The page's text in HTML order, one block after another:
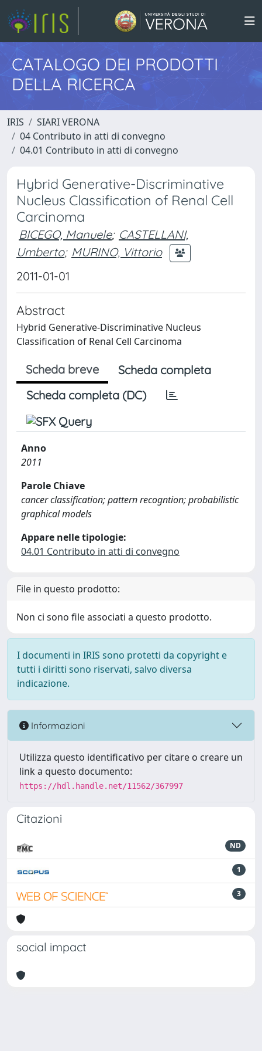
CATALOGO DEI PRODOTTI
DELLA RICERCA
IRIS
SIARI VERONA
04 Contributo in atti di convegno
04.01 Contributo in atti di convegno
Hybrid Generative-Discriminative
Nucleus Classification of Renal Cell
Carcinoma
BICEGO, Manuele; CASTELLANI,
Umberto; MURINO, Vittorio
2011-01-01
Abstract
Hybrid Generative-Discriminative Nucleus
Classification of Renal Cell Carcinoma
Scheda breve
Scheda completa
Scheda completa (DC)
Anno
2011
Parole Chiave
cancer classification; pattern recogntion; probabilistic
graphical models
Appare nelle tipologie:
04.01 Contributo in atti di convegno
File in questo prodotto:
Non ci sono file associati a questo prodotto.
I documenti in IRIS sono protetti da copyright e
tutti i diritti sono riservati, salvo diversa
indicazione.
Informazioni
Utilizza questo identificativo per citare o creare un
link a questo documento:
https://hdl.handle.net/11562/367997
Citazioni
ND
1
3
social impact